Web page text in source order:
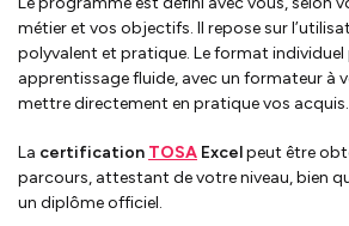
métier et vos objectifs. Il repose sur
polyvalent et pratique. Le format individuel
apprentissage fluide, avec un formateur à
mettre directement en pratique vos acquis.
La certification TOSA Excelpeut être
parcours, attestant de votre niveau, bien
un diplôme officiel.